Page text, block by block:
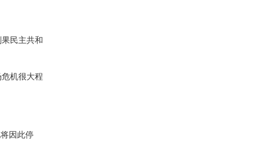
民主共和
机很大程
因此停